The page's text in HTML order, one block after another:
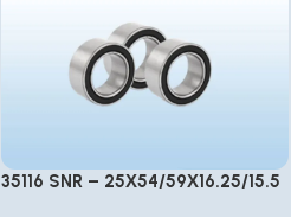
35116 SNR – 25Χ54/59Χ16.25/15.5